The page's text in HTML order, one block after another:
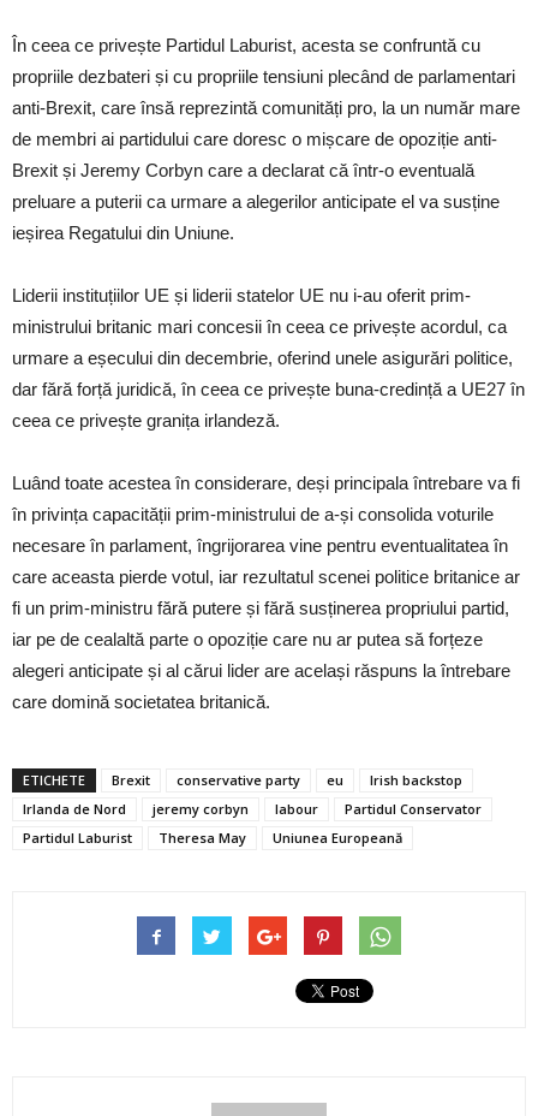
În ceea ce privește Partidul Laburist, acesta se confruntă cu
propriile dezbateri și cu propriile tensiuni plecând de parlamentari
anti-Brexit, care însă reprezintă comunități pro, la un număr mare
de membri ai partidului care doresc o mișcare de opoziție anti-
Brexit și Jeremy Corbyn care a declarat că într-o eventuală
preluare a puterii ca urmare a alegerilor anticipate el va susține
ieșirea Regatului din Uniune.
Liderii instituțiilor UE și liderii statelor UE nu i-au oferit prim-
ministrului britanic mari concesii în ceea ce privește acordul, ca
urmare a eșecului din decembrie, oferind unele asigurări politice,
dar fără forță juridică, în ceea ce privește buna-credință a UE27 în
ceea ce privește granița irlandeză.
Luând toate acestea în considerare, deși principala întrebare va fi
în privința capacității prim-ministrului de a-și consolida voturile
necesare în parlament, îngrijorarea vine pentru eventualitatea în
care aceasta pierde votul, iar rezultatul scenei politice britanice ar
fi un prim-ministru fără putere și fără susținerea propriului partid,
iar pe de cealaltă parte o opoziție care nu ar putea să forțeze
alegeri anticipate și al cărui lider are același răspuns la întrebare
care domină societatea britanică.
ETICHETE Brexit conservative party eu
Irish backstop
Irlanda de Nord
jeremy corbyn labour
Partidul Conservator
Partidul Laburist
Theresa May Uniunea Europeană